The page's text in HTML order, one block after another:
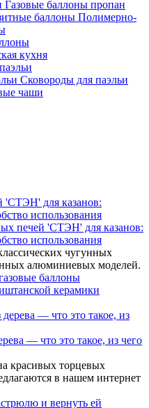
Газовые баллоны пропан
Полимерно-
кухня
Сковороды для паэльи
чаши
печей 'СТЭН' для казанов:
использования
чугунных
алюминиевых моделей.
баллоны
керамики
— что это такое, из чего
красивых торцевых
в нашем интернет